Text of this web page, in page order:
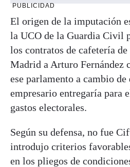
PUBLICIDAD
El origen de la imputación
la UCO de la Guardia Civil
los contratos de cafetería
Madrid a Arturo Fernández
ese parlamento a cambio de
empresario entregaría para
gastos electorales.
Según su defensa, no fue
introdujo criterios
en los pliegos de